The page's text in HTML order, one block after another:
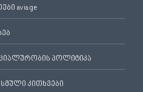
avia.ge
პოლიტიკა
კითხვები